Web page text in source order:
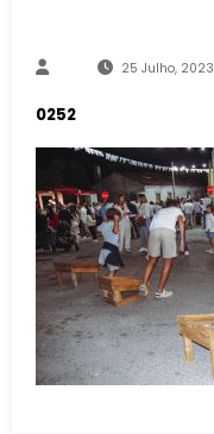
25 Julho, 2023
0252